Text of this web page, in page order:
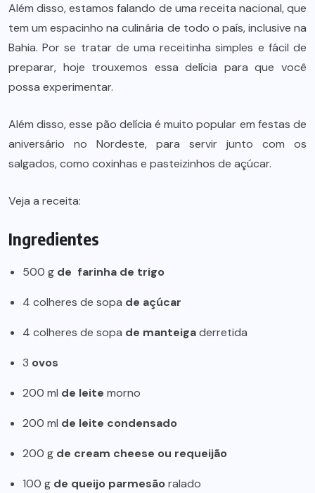
Além disso, estamos falando de uma receita nacional, que
tem um espacinho na culinária de todo o país, inclusive na
Bahia. Por se tratar de uma receitinha simples e fácil de
preparar, hoje trouxemos essa delícia para que você
possa experimentar.
Além disso, esse pão delícia é muito popular em festas de
aniversário no Nordeste, para servir junto com os
salgados, como coxinhas e pasteizinhos de açúcar.
Veja a receita:
Ingredientes
500 g de farinha de trigo
4 colheres de sopa de açúcar
4 colheres de sopa de manteigaderretida
3 ovos
200 ml de leite morno
200 ml de leite condensado
200 g de cream cheese ou requeijão
100 g de queijo parmesãoralado